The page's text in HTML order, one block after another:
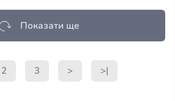
Показати ще
2 3 > >|